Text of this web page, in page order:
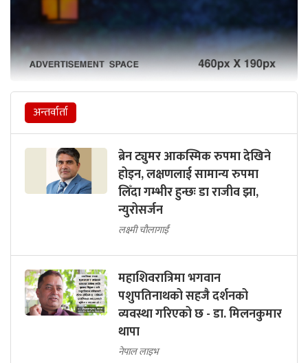
अन्तर्वार्ता
ब्रेन ट्युमर आकस्मिक रुपमा देखिने
होइन, लक्षणलाई सामान्य रुपमा
लिँदा गम्भीर हुन्छः डा राजीव झा,
न्युरोसर्जन
लक्ष्मी चौलागाईं
महाशिवरात्रिमा भगवान
पशुपतिनाथको सहजै दर्शनको
व्यवस्था गरिएको छ - डा. मिलनकुमार
थापा
नेपाल लाइभ